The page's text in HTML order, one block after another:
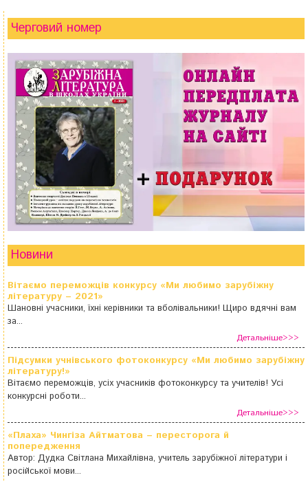
Черговий номер
Новини
Вітаємо переможців конкурсу «Ми любимо зарубіжну
літературу – 2021»
Шановні учасники, їхні керівники та вболівальники! Щиро вдячні вам
за...
Детальніше>>>
Підсумки учнівського фотоконкурсу «Ми любимо зарубіжну
літературу!»
Вітаємо переможців, усіх учасників фотоконкурсу та учителів! Усі
конкурсні роботи...
Детальніше>>>
«Плаха» Чингіза Айтматова – пересторога й
попередження
Автор: Дудка Світлана Михайлівна, учитель зарубіжної літератури і
російської мови...